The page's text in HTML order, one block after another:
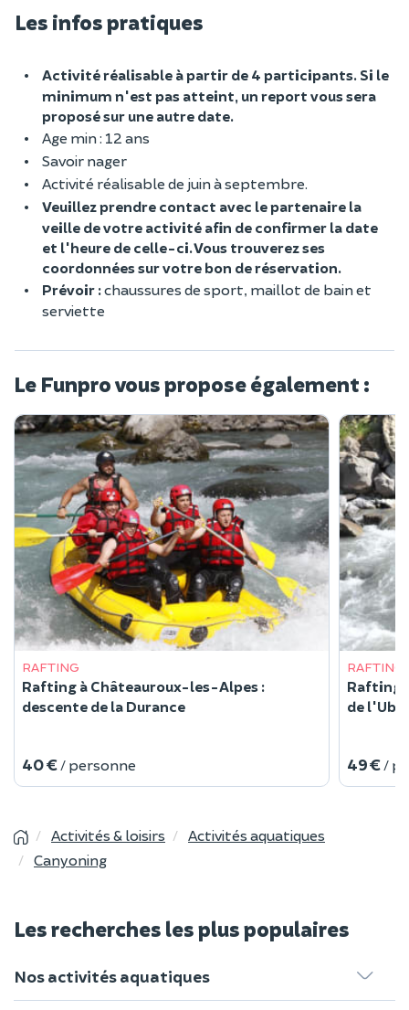
Les infos pratiques
Activité réalisable à partir de 4 participants. Si le
minimum n'est pas atteint, un report vous sera
proposé sur une autre date.
Age min : 12 ans
Savoir nager
Activité réalisable de juin à septembre.
Veuillez prendre contact avec le partenaire la
veille de votre activité afin de confirmer la date
et l'heure de celle-ci.Vous trouverez ses
coordonnées sur votre bon de réservation.
Prévoir :chaussures de sport, maillot de bain et
serviette
Le Funpro vous propose également :
RAFTING
Rafting à Châteauroux-les-Alpes :
descente de la Durance
40 € / personne
RAFTING
Rafting
de
49 € /
Activités & loisirs
Activités aquatiques
Canyoning
Les recherches les plus populaires
Nos activités aquatiques